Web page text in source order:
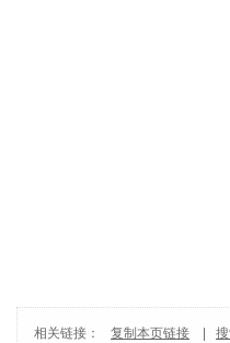
相关链接： 复制本页链接